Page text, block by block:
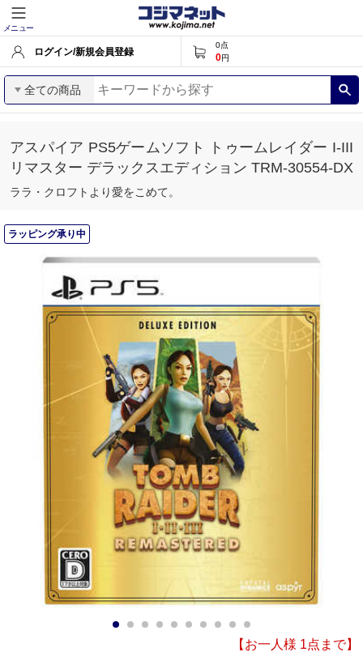
メニュー
ログイン/新規会員登録
0点
0円
全ての商品
アスパイア PS5ゲームソフト トゥームレイダー I-III
リマスター デラックスエディション TRM-30554-DX
ララ・クロフトより愛をこめて。
ラッピング承り中
【お一人様 1点まで】